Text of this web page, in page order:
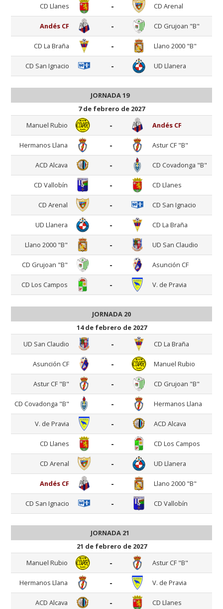
CD Llanes - CD Arenal
Andés CF - CD Grujoan "B"
CD La Braña - Llano 2000 "B"
CD San Ignacio - UD Llanera
JORNADA 19
7 de febrero de 2027
Manuel Rubio
- Andés CF
Hermanos Llana - Astur CF "B"
ACD Alcava - CD Covadonga "B"
CD Vallobín - CD Llanes
CD Arenal - CD San Ignacio
UD Llanera - CD La Braña
Llano 2000 "B" - UD San Claudio
CD Grujoan "B" - Asunción CF
CD Los Campos - V. de Pravia
JORNADA 20
14 de febrero de 2027
UD San Claudio
- CD La Braña
Asunción CF - Manuel Rubio
Astur CF "B" - CD Grujoan "B"
CD Covadonga "B" - Hermanos Llana
V. de Pravia - ACD Alcava
CD Llanes - CD Los Campos
CD Arenal - UD Llanera
Andés CF - Llano 2000 "B"
CD San Ignacio - CD Vallobín
JORNADA 21
21 de febrero de 2027
Manuel Rubio
- Astur CF "B"
Hermanos Llana - V. de Pravia
ACD Alcava - CD Llanes